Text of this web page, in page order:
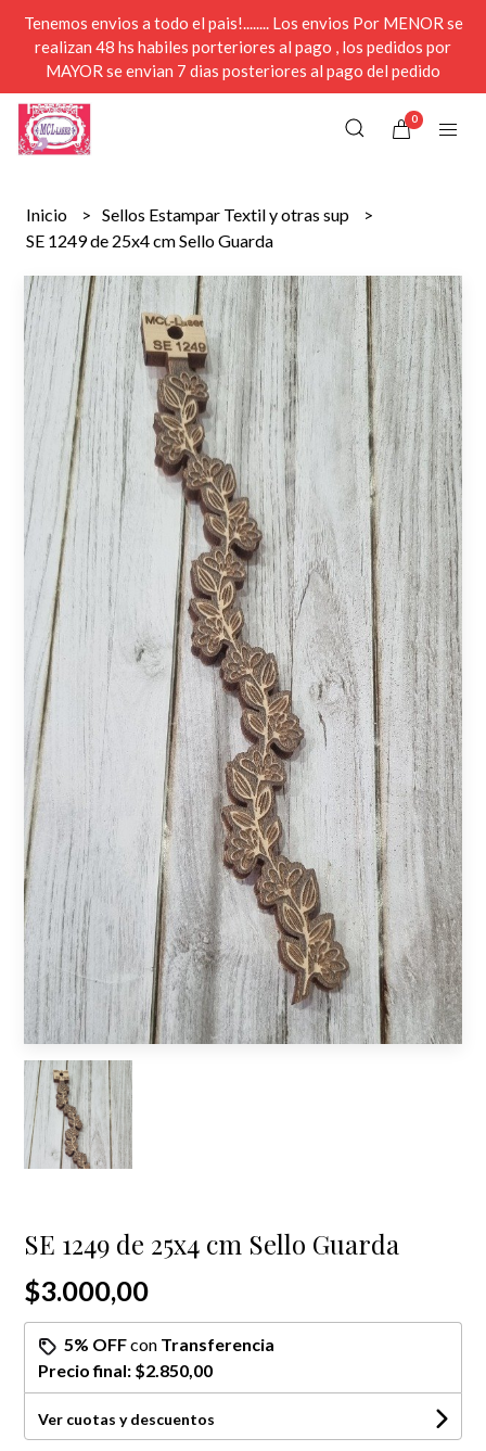
Tenemos envios a todo el pais!........ Los envios Por MENOR se
realizan 48 hs habiles porteriores al pago , los pedidos por
MAYOR se envian 7 dias posteriores al pago del pedido
0
Inicio
Sellos Estampar Textil y otras sup
SE 1249 de 25x4 cm Sello Guarda
SE 1249 de 25x4 cm Sello Guarda
$3.000,00
5% OFFcon Transferencia
Precio final: $2.850,00
Ver cuotas y descuentos